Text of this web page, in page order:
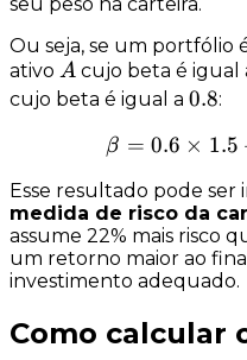
seu peso na carteira.
Ou seja, se um portfólio
ativo A
A cujo beta é igual
cujo beta é igual a 0.8
0.8:
β = 0.6 × 1.5
Esse resultado pode
medida de risco da
assume 22% mais risco
um retorno maior ao
investimento adequado.
Como calcular